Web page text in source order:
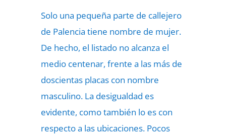
Solo una pequeña parte de callejero
de Palencia tiene nombre de mujer.
De hecho, el listado no alcanza el
medio centenar, frente a las más de
doscientas placas con nombre
masculino. La desigualdad es
evidente, como también lo es con
respecto a las ubicaciones. Pocos